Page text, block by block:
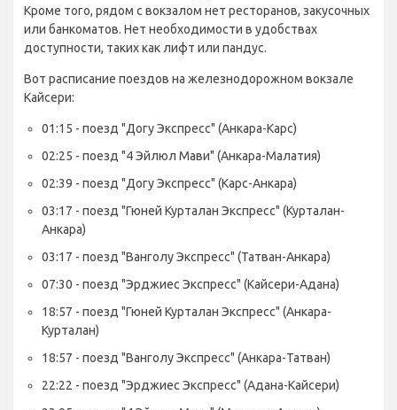
Кроме того, рядом с вокзалом нет ресторанов, закусочных
или банкоматов. Нет необходимости в удобствах
доступности, таких как лифт или пандус.
Вот расписание поездов на железнодорожном вокзале
Кайсери:
01:15 - поезд "Догу Экспресс" (Анкара-Карс)
02:25 - поезд "4 Эйлюл Мави" (Анкара-Малатия)
02:39 - поезд "Догу Экспресс" (Карс-Анкара)
03:17 - поезд "Гюней Курталан Экспресс" (Курталан-
Анкара)
03:17 - поезд "Ванголу Экспресс" (Татван-Анкара)
07:30 - поезд "Эрджиес Экспресс" (Кайсери-Адана)
18:57 - поезд "Гюней Курталан Экспресс" (Анкара-
Курталан)
18:57 - поезд "Ванголу Экспресс" (Анкара-Татван)
22:22 - поезд "Эрджиес Экспресс" (Адана-Кайсери)